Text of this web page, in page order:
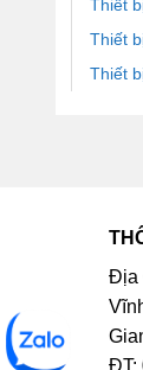
Thiết
Thiết
Thiết
Địa
ĐT: